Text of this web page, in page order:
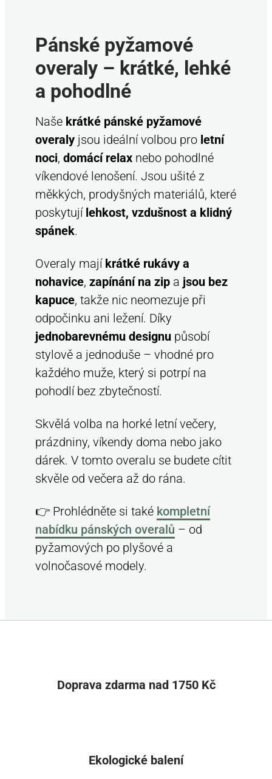
c
í
p
k
y
v
ý
p
i
s
u
Pánské pyžamové
overaly – krátké, lehké
a pohodlné
Naše krátké pánské pyžamové
overaly jsou ideální volbou pro letní
noci, domácí relax nebo pohodlné
víkendové lenošení. Jsou ušité z
měkkých, prodyšných materiálů, které
poskytují lehkost, vzdušnost a klidný
spánek.
Overaly mají krátké rukávy a
nohavice, zapínání na zip a jsou bez
kapuce, takže nic neomezuje při
odpočinku ani ležení. Díky
jednobarevnému designu působí
stylově a jednoduše – vhodné pro
každého muže, který si potrpí na
pohodlí bez zbytečností.
Skvělá volba na horké letní večery,
prázdniny, víkendy doma nebo jako
dárek. V tomto overalu se budete cítit
skvěle od večera až do rána.
👉 Prohlédněte si také kompletní
nabídku pánských overalů – od
pyžamových po plyšové a
volnočasové modely.
Doprava zdarma nad 1750 Kč
Ekologické balení